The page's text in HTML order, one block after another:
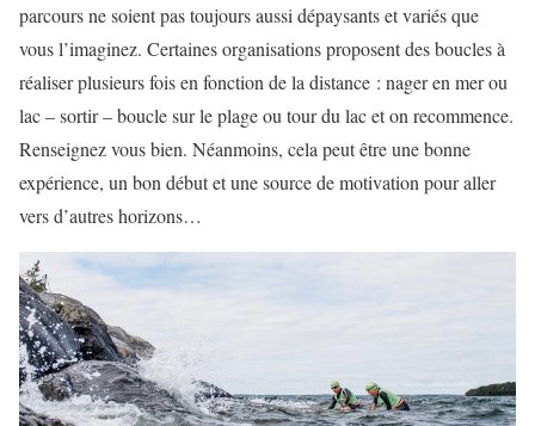
parcours ne soient pas toujours aussi dépaysants et variés que
vous l’imaginez. Certaines organisations proposent des boucles à
réaliser plusieurs fois en fonction de la distance : nager en mer ou
lac – sortir – boucle sur le plage ou tour du lac et on recommence.
Renseignez vous bien. Néanmoins, cela peut être une bonne
expérience, un bon début et une source de motivation pour aller
vers d’autres horizons…